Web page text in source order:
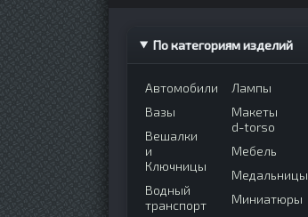
По категориям изделий
Автомобили
Вазы
Вешалки
и
Ключницы
Водный
транспорт
Лампы
Макеты
d-torso
Мебель
Медальницы
Миниатюры